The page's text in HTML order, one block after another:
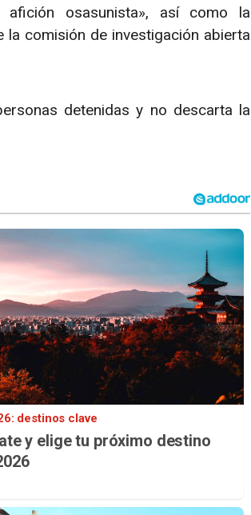
osasunista», así como la
la comisión de investigación abierta
detenidas y no descarta la
destinos clave
y elige tu próximo destino